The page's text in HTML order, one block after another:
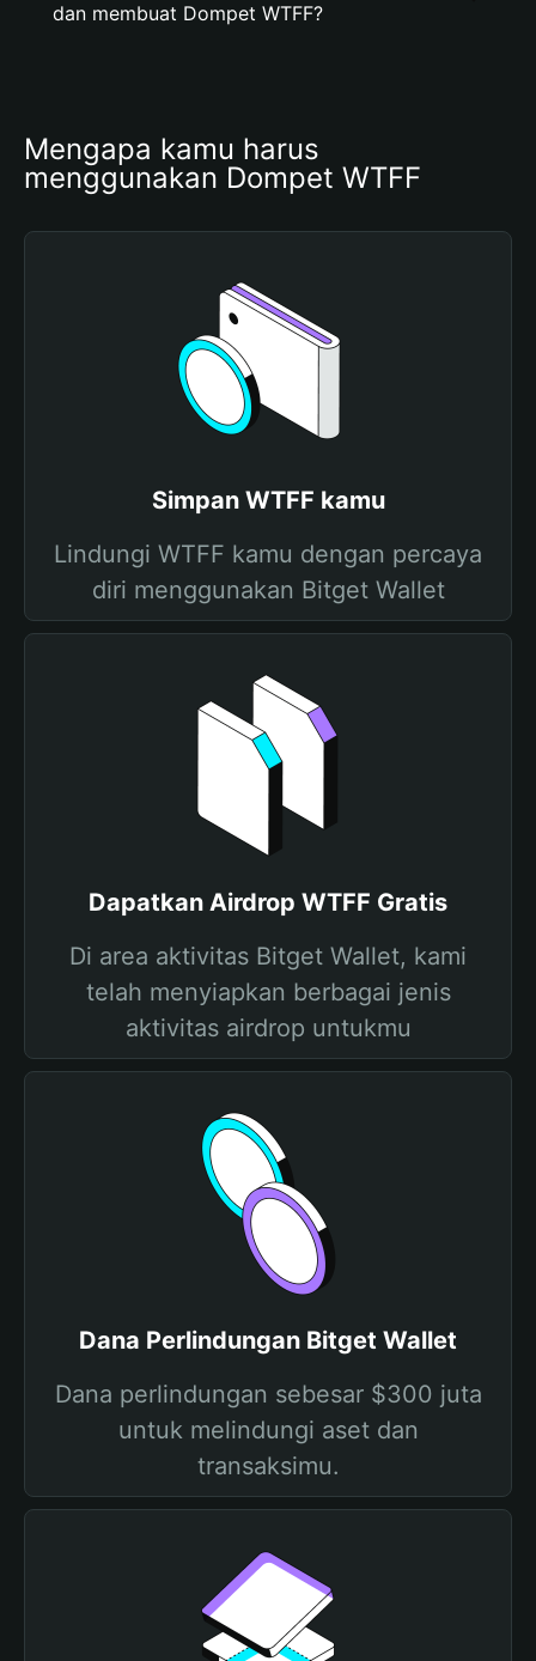
dan membuat Dompet WTFF?
Mengapa kamu harus
menggunakan Dompet WTFF
Simpan WTFF kamu
Lindungi WTFF kamu dengan percaya
diri menggunakan Bitget Wallet
Dapatkan Airdrop WTFF Gratis
Di area aktivitas Bitget Wallet, kami
telah menyiapkan berbagai jenis
aktivitas airdrop untukmu
Dana Perlindungan Bitget Wallet
Dana perlindungan sebesar $300 juta
untuk melindungi aset dan
transaksimu.